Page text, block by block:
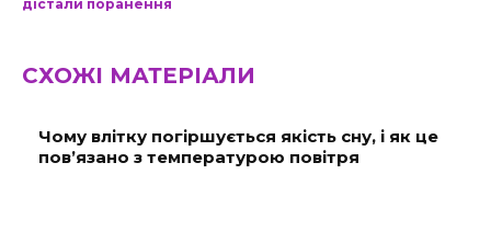
дістали поранення
СХОЖІ МАТЕРІАЛИ
Чому влітку погіршується якість сну, і як це
пов’язано з температурою повітря